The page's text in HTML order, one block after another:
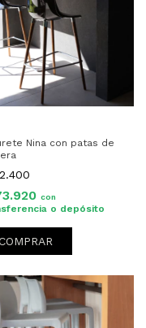
Nina con patas de
con
o depósito